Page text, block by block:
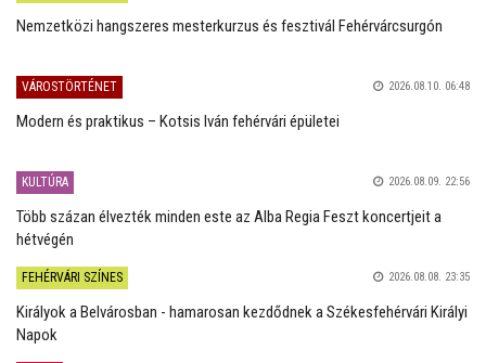
Nemzetközi hangszeres mesterkurzus és fesztivál Fehérvárcsurgón
VÁROSTÖRTÉNET 2026.08.10. 06:48
Modern és praktikus – Kotsis Iván fehérvári épületei
KULTÚRA 2026.08.09. 22:56
Több százan élvezték minden este az Alba Regia Feszt koncertjeit a
hétvégén
FEHÉRVÁRI SZÍNES 2026.08.08. 23:35
Királyok a Belvárosban - hamarosan kezdődnek a Székesfehérvári Királyi
Napok